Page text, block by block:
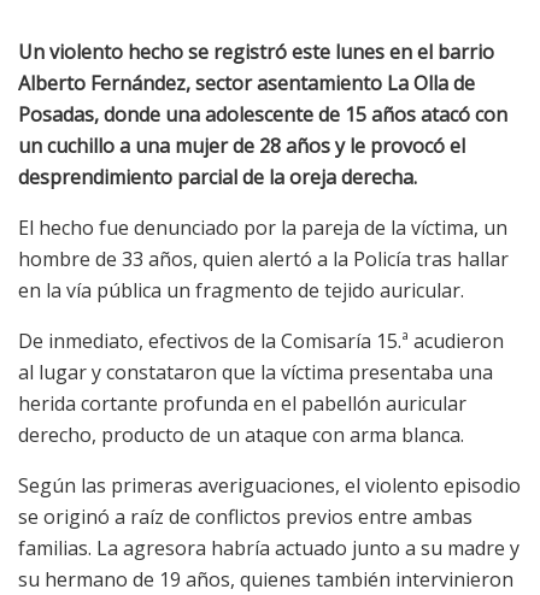
Un violento hecho se registró este lunes en el barrio
Alberto Fernández, sector asentamiento La Olla de
Posadas, donde una adolescente de 15 años atacó con
un cuchillo a una mujer de 28 años y le provocó el
desprendimiento parcial de la oreja derecha.
El hecho fue denunciado por la pareja de la víctima, un
hombre de 33 años, quien alertó a la Policía tras hallar
en la vía pública un fragmento de tejido auricular.
De inmediato, efectivos de la Comisaría 15.ª acudieron
al lugar y constataron que la víctima presentaba una
herida cortante profunda en el pabellón auricular
derecho, producto de un ataque con arma blanca.
Según las primeras averiguaciones, el violento episodio
se originó a raíz de conflictos previos entre ambas
familias. La agresora habría actuado junto a su madre y
su hermano de 19 años, quienes también intervinieron